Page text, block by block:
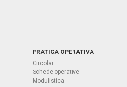
PRATICA OPERATIVA
Circolari
Schede operative
Modulistica